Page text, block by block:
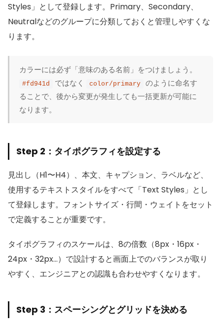
Styles」として登録します。Primary、Secondary、
Neutralなどのグループに分類しておくと管理しやすくな
ります。
カラーには必ず「意味のある名前」をつけましょう。
#fd941d ではなく color/primary
のように命名す
ることで、後から変更が発生しても一括更新が可能に
なります。
Step 2：タイポグラフィを設定する
見出し（H1〜H4）、本文、キャプション、ラベルなど、
使用するテキストスタイルをすべて「Text Styles」とし
て登録します。フォントサイズ・行間・ウェイトをセット
で定義することが重要です。
タイポグラフィのスケールは、8の倍数（8px・16px・
24px・32px…）で設計すると画面上でのバランスが取り
やすく、エンジニアとの認識も合わせやすくなります。
Step 3：スペーシングとグリッドを決める